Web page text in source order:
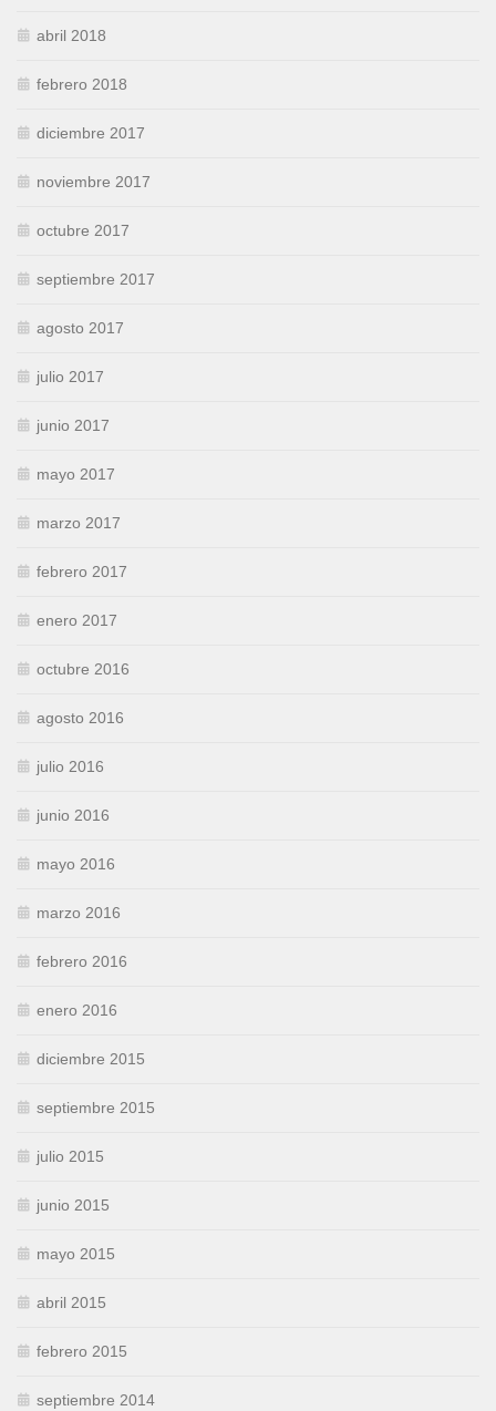
abril 2018
febrero 2018
diciembre 2017
noviembre 2017
octubre 2017
septiembre 2017
agosto 2017
julio 2017
junio 2017
mayo 2017
marzo 2017
febrero 2017
enero 2017
octubre 2016
agosto 2016
julio 2016
junio 2016
mayo 2016
marzo 2016
febrero 2016
enero 2016
diciembre 2015
septiembre 2015
julio 2015
junio 2015
mayo 2015
abril 2015
febrero 2015
septiembre 2014